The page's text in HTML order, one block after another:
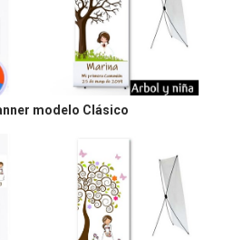
modelo Clásico